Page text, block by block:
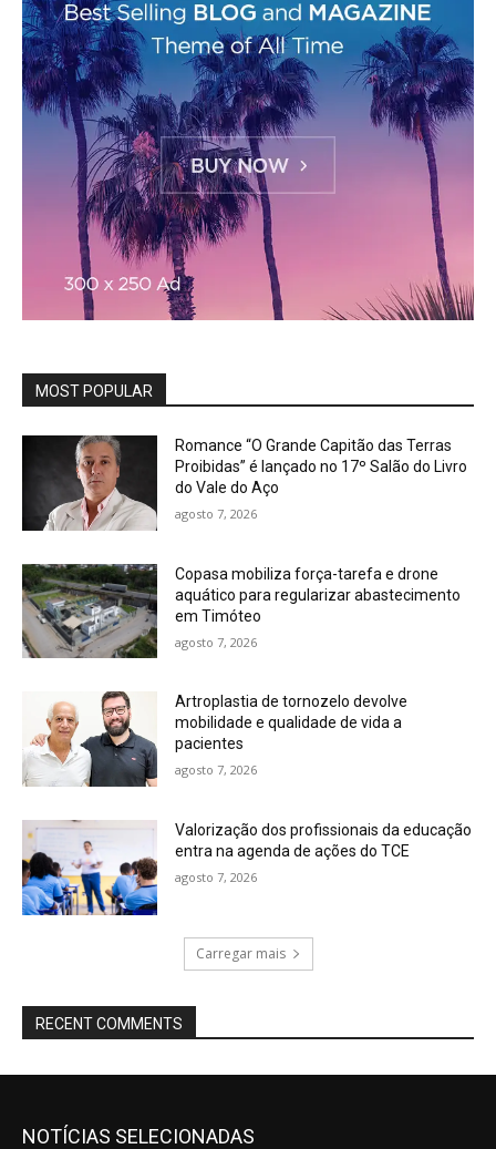
MOST POPULAR
Romance “O Grande Capitão das Terras
Proibidas” é lançado no 17º Salão do Livro
do Vale do Aço
agosto 7, 2026
Copasa mobiliza força-tarefa e drone
aquático para regularizar abastecimento
em Timóteo
agosto 7, 2026
Artroplastia de tornozelo devolve
mobilidade e qualidade de vida a
pacientes
agosto 7, 2026
Valorização dos profissionais da educação
entra na agenda de ações do TCE
agosto 7, 2026
Carregar mais
RECENT COMMENTS
NOTÍCIAS SELECIONADAS